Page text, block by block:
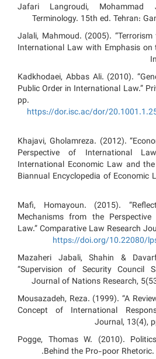
Jafari Langroudi,
Terminology. 15th ed. Tehran:
Jalali, Mahmoud. (2005).
International Law with Emphasis on
Kadkhodaei, Abbas Ali. (2010).
Public Order in International Law.”
pp.
https://dor.isc.ac/dor/
Khajavi, Gholamreza. (2012).
Perspective of International
International Economic Law and
Biannual Encyclopedia of Economic
Mafi, Homayoun. (2015).
Mechanisms from the
Law.” Comparative Law Research
https://doi.org/10.22080/
Mazaheri Jabali, Shahin &
“Supervision of Security Council
Journal of Nations Research,
Mousazadeh, Reza. (1999). “A
Concept of International
Journal, 13(4),
Pogge, Thomas W. (2010).
Behind the Pro-poor